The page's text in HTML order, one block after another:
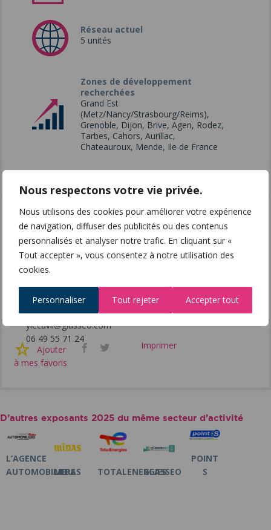
Nous respectons votre vie privée.
Nous utilisons des cookies pour améliorer votre expérience
de navigation, diffuser des publicités ou des contenus
personnalisés et analyser notre trafic. En cliquant sur «
Tout accepter », vous consentez à notre utilisation des
cookies.
Personnaliser Tout rejeter Accepter tout
Réseau actuel
5 unités
Zones de développement
recherchées
Grand Est
(Metz/Nancy/Strasbourg/Reims),
Grenoble, Dijon, Brive, Agen, Rodez,
Tarbes, Cahors, Aurillac,
Chateauroux, Mende, Ile de France
GLASSEO
10 Rue d'Avelin
59175 VENDEVILLE
http://www.glasseo.com
Interlocuteur
Yann LE CAVIL
ylecavil@glasseo.com
06 49 55 71 24
Ajouter
à mes favoris
Facebook Imprimer
D’autres exposants 2025 du même secteur d’activité
L’AGENCE
AUTOMOBILIERE
MIDAS TOTALENERGIES
GLASSEO
POINT
S